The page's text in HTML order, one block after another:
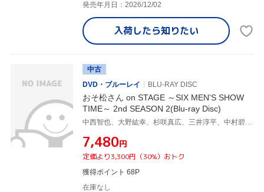
発売年月日：2026/12/02
入荷したら知りたい
中古
DVD・ブルーレイ
BLU-RAY DISC
おそ松さん on STAGE ～SIX MEN'S SHOW
TIME～ 2nd SEASON 2(Blu-ray Disc)
中西智也、大野紘幸、杉咲真広、三井淳平、中村碧十、本間一稀、草地稜之、中本大賀、松井健太、磯野亨、木村優良、松本勇輝
¥7,480円
定価より3,300円（30%）おトク
獲得ポイント 68P
在庫なし